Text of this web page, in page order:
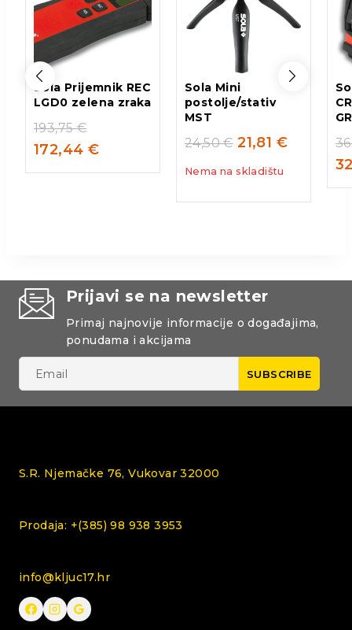
Sola Prijemnik REC
LGD0 zelena zraka
193,75€
172,44 €
Sola Mini
postolje/stativ
MST
24,50€ 21,81 €
Nema na skladištu
Prijavi se na newsletter
Primaj najnovije informacije o događajima,
ponudama i akcijama
S.R. Njemačke 76, Vukovar 32000
Prodaja: +(385) 98 938 3953
info@kljuc17.hr